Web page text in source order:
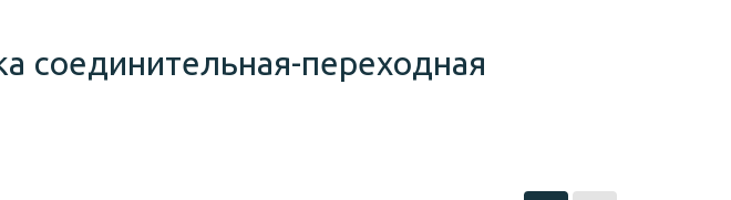
соединительная-переходная